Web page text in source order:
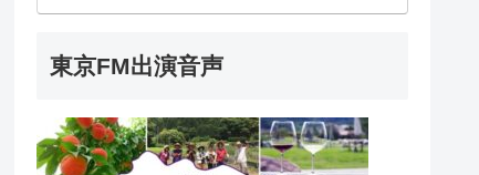
東京FM出演音声